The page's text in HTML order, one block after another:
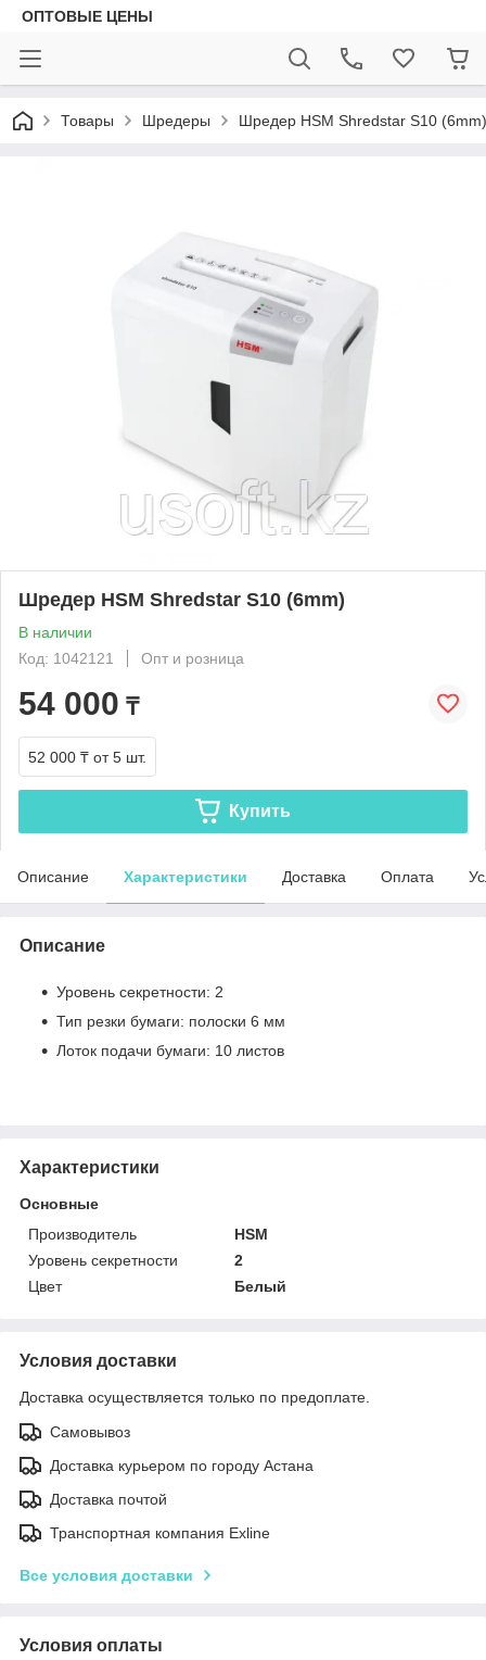
ОПТОВЫЕ ЦЕНЫ
Товары Шредеры Шредер HSM Shredstar S10 (6mm)
Шредер HSM Shredstar S10 (6mm)
В наличии
Код: 1042121
Опт и розница
54 000 ₸
52 000 ₸ от 5 шт.
Купить
Описание Характеристики Доставка Оплата
Описание
Уровень секретности: 2
Тип резки бумаги: полоски 6 мм
Лоток подачи бумаги: 10 листов
Характеристики
Основные
Производитель
HSM
Уровень секретности
2
Цвет
Белый
Условия доставки
Доставка осуществляется только по предоплате.
Самовывоз
Доставка курьером по городу Астана
Доставка почтой
Транспортная компания Exline
Все условия доставки
Условия оплаты